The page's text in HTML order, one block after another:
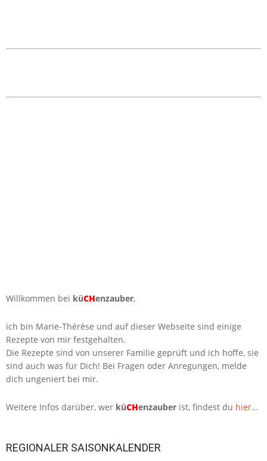
Willkommen bei küCHenzauber,
ich bin Marie-Thérèse und auf dieser Webseite sind einige
Rezepte von mir festgehalten.
Die Rezepte sind von unserer Familie geprüft und ich hoffe, sie
sind auch was für Dich! Bei Fragen oder Anregungen, melde
dich ungeniert bei mir.
Weitere Infos darüber, wer küCHenzauber ist, findest du hier…
REGIONALER SAISONKALENDER